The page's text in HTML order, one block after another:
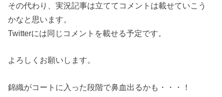
その代わり、実況記事は立ててコメントは載せていこう
かなと思います。
Twitterには同じコメントを載せる予定です。
よろしくお願いします。
錦織がコートに入った段階で鼻血出るかも・・・！